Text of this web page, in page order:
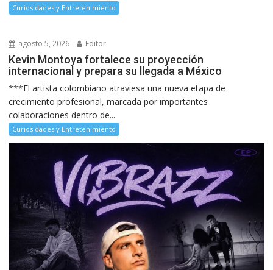
Curiosidades y Entretenimiento
agosto 5, 2026 Editor
Kevin Montoya fortalece su proyección
internacional y prepara su llegada a México
***El artista colombiano atraviesa una nueva etapa de
crecimiento profesional, marcada por importantes
colaboraciones dentro de...
Curiosidades y Entretenimiento